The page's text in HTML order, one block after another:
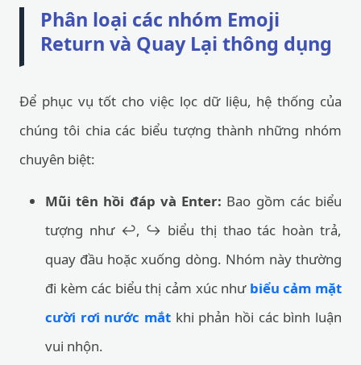
Phân loại các nhóm Emoji
Return và Quay Lại thông dụng
Để phục vụ tốt cho việc lọc dữ liệu, hệ thống của
chúng tôi chia các biểu tượng thành những nhóm
chuyên biệt:
Mũi tên hồi đáp và Enter: Bao gồm các biểu
tượng như ↩️, ↪️ biểu thị thao tác hoàn trả,
quay đầu hoặc xuống dòng. Nhóm này thường
đi kèm các biểu thị cảm xúc như biểu cảm mặt
cười rơi nước mắt khi phản hồi các bình luận
vui nhộn.